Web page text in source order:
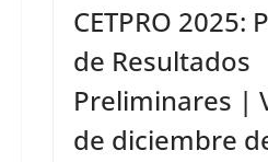
CETPRO 2025:
de Resultados
Preliminares |
de diciembre